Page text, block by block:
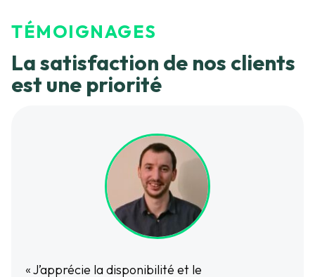
TÉMOIGNAGES
La satisfaction de nos clients
est une priorité
« J’apprécie la disponibilité et le